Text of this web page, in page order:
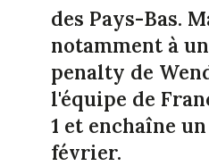
des Pays-Bas.
notamment à
penalty de
l'équipe de
1 et enchaîne
février.